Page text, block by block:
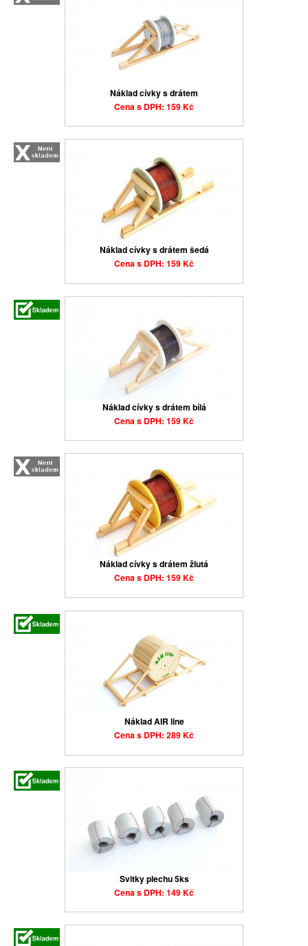
Náklad cívky s drátem
Cena s DPH: 159 Kč
Náklad cívky s drátem šedá
Cena s DPH: 159 Kč
Náklad cívky s drátem bílá
Cena s DPH: 159 Kč
Náklad cívky s drátem žlutá
Cena s DPH: 159 Kč
Náklad AIR line
Cena s DPH: 289 Kč
Svitky plechu 5ks
Cena s DPH: 149 Kč